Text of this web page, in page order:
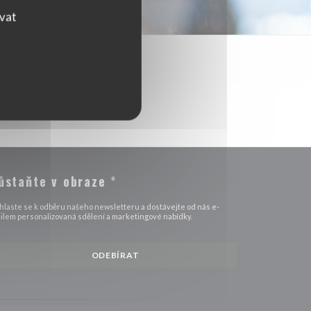
v obraze *
se k odběru našeho newsletteru a dostávejte od nás e-
personalizovaná sdělení a marketingové nabídky.
ODEBÍRAT